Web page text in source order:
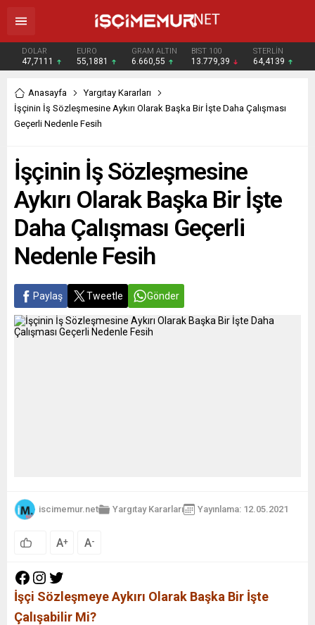
DOLAR
47,7111
EURO
55,1881
GRAM ALTIN
6.660,55
BIST 100
13.779,39
STERLİN
64,4139
Anasayfa
Yargıtay Kararları
İşçinin İş Sözleşmesine Aykırı Olarak Başka Bir İşte Daha Çalışması
Geçerli Nedenle Fesih
İşçinin İş Sözleşmesine
Aykırı Olarak Başka Bir İşte
Daha Çalışması Geçerli
Nedenle Fesih
Paylaş Tweetle Gönder
iscimemur.net Yargıtay Kararları Yayınlama: 12.05.2021
A+ A-
İşçi Sözleşmeye Aykırı Olarak Başka Bir İşte
Çalışabilir Mi?